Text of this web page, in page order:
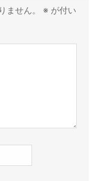
ません。 ※ が付い